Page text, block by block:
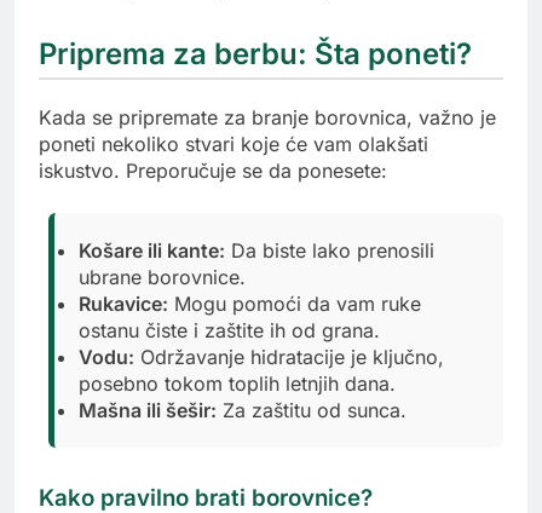
Priprema za berbu: Šta poneti?
Kada se pripremate za branje borovnica, važno je
poneti nekoliko stvari koje će vam olakšati
iskustvo. Preporučuje se da ponesete:
Košare ili kante: Da biste lako prenosili
ubrane borovnice.
Rukavice: Mogu pomoći da vam ruke
ostanu čiste i zaštite ih od grana.
Vodu: Održavanje hidratacije je ključno,
posebno tokom toplih letnjih dana.
Mašna ili šešir: Za zaštitu od sunca.
Kako pravilno brati borovnice?